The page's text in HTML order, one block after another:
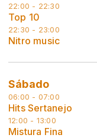
22:00 - 22:30
Top 10
22:30 - 23:00
Nitro music
Sábado
06:00 - 07:00
Hits Sertanejo
12:00 - 13:00
Mistura Fina